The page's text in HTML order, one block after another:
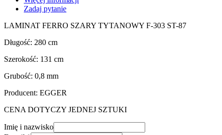
Zadaj pytanie
LAMINAT FERRO SZARY TYTANOWY F-303 ST-87
Długość: 280 cm
Szerokość: 131 cm
Grubość: 0,8 mm
Producent: EGGER
CENA DOTYCZY JEDNEJ SZTUKI
Imię i nazwisko